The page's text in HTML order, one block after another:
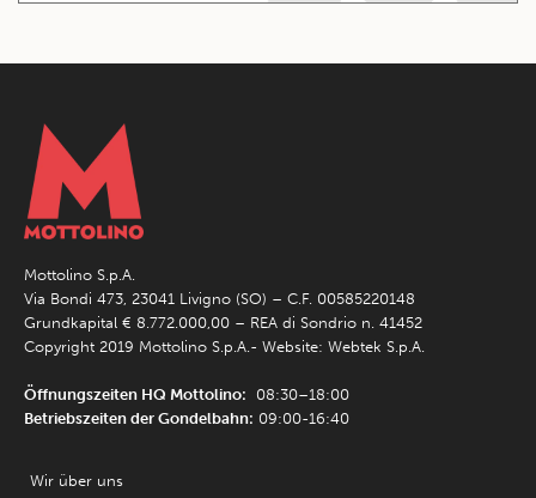
Mottolino S.p.A.
Via Bondi 473, 23041 Livigno (SO) – C.F. 00585220148
Grundkapital € 8.772.000,00 – REA di Sondrio n. 41452
Copyright 2019 Mottolino S.p.A.- Website: Webtek S.p.A.
Öffnungszeiten HQ Mottolino: 08:30–18:00
Betriebszeiten der Gondelbahn: 09:00-16:40
Wir über uns